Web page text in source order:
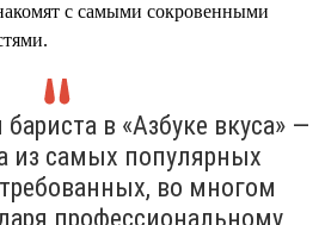
с самыми сокровенными
в «Азбуке вкуса» —
из самых популярных
во многом
профессиональному